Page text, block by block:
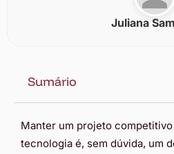
Manter um projeto
tecnologia é, sem dúvida, um
Juliana
Sumário